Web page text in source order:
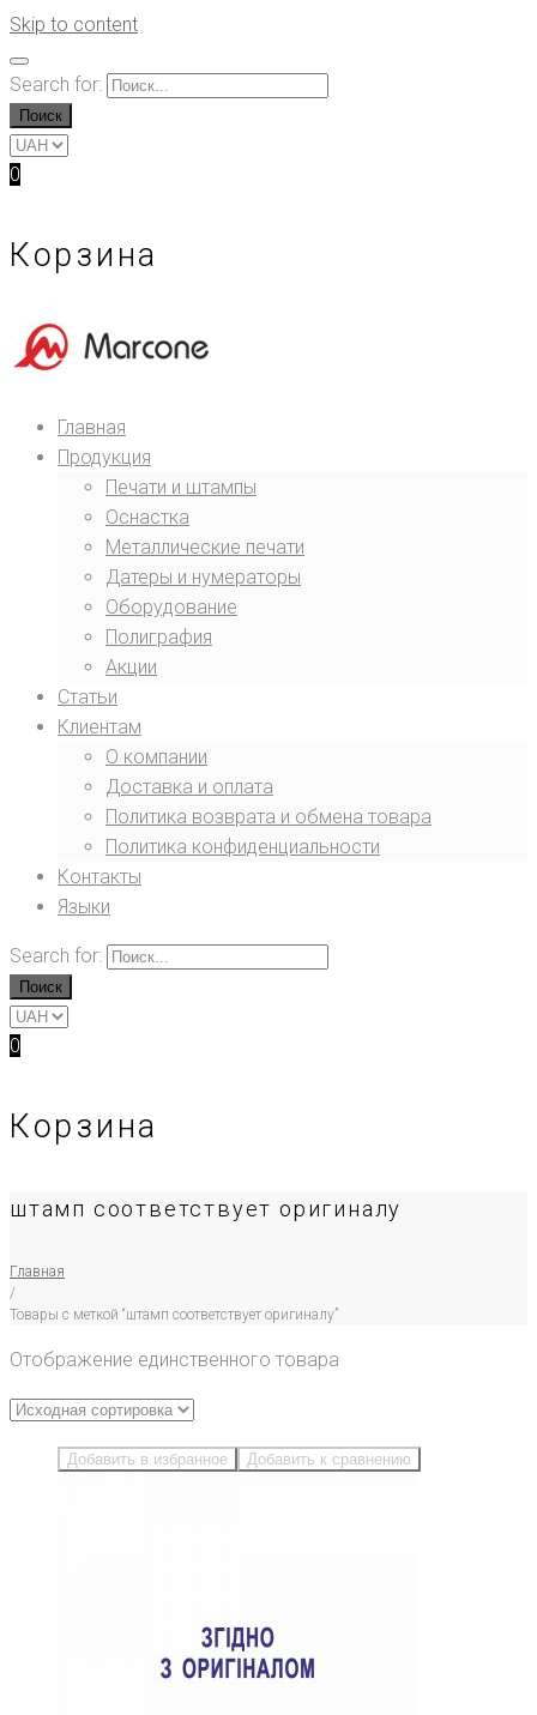
Skip to content
Search for:
Поиск
0
Корзина
Главная
Продукция
Печати и штампы
Оснастка
Металлические печати
Датеры и нумераторы
Оборудование
Полиграфия
Акции
Статьи
Клиентам
О компании
Доставка и оплата
Политика возврата и обмена товара
Политика конфиденциальности
Контакты
Языки
Search for:
Поиск
0
Корзина
штамп соответствует оригиналу
Главная
/
Товары с меткой “штамп соответствует оригиналу”
Отображение единственного товара
Добавить в избранное Добавить к сравнению